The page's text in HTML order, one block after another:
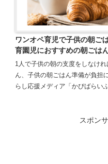
ワンオペ育児で子供の朝ご
育園児におすすめの朝ごは
1人で子供の朝の支度をしなけ
ん、子供の朝ごはん準備が負担
らし応援メディア「かぴばらい
も5分でできる、ワンオペ時短
スポン